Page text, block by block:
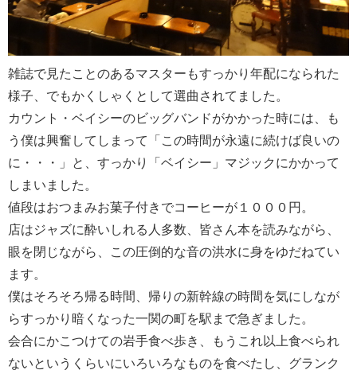
雑誌で見たことのあるマスターもすっかり年配になられた
様子、でもかくしゃくとして選曲されてました。
カウント・ベイシーのビッグバンドがかかった時には、も
う僕は興奮してしまって「この時間が永遠に続けば良いの
に・・・」と、すっかり「ベイシー」マジックにかかって
しまいました。
値段はおつまみお菓子付きでコーヒーが１０００円。
店はジャズに酔いしれる人多数、皆さん本を読みながら、
眼を閉じながら、この圧倒的な音の洪水に身をゆだねてい
ます。
僕はそろそろ帰る時間、帰りの新幹線の時間を気にしなが
らすっかり暗くなった一関の町を駅まで急ぎました。
会合にかこつけての岩手食べ歩き、もうこれ以上食べられ
ないというくらいにいろいろなものを食べたし、グランク